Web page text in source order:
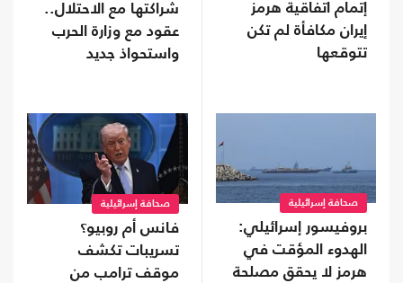
إتمام اتفاقية هرمز
إيران مكافأة لم تكن
تتوقعها
شراكتها مع الاحتلال..
عقود مع وزارة الحرب
واستحواذ جديد
صحافة إسرائيلية
بروفيسور إسرائيلي:
الهدوء المؤقت في
هرمز لا يحقق مصلحة
صحافة إسرائيلية
فانس أم روبيو؟
تسريبات تكشف
موقف ترامب من